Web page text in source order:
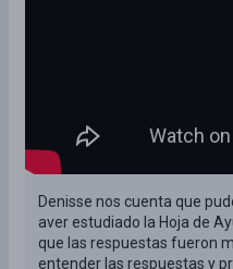
Denisse nos cuenta que
aver estudiado la Hoja de
que las respuestas fueron
entender las respuestas y